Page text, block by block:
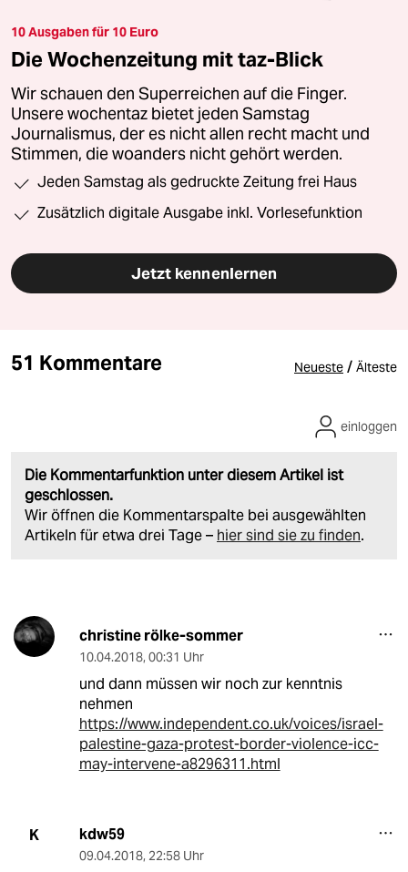
10 Ausgaben für 10 Euro
Die Wochenzeitung mit taz-Blick
Wir schauen den Superreichen auf die Finger.
Unsere wochentaz bietet jeden Samstag
Journalismus, der es nicht allen recht macht und
Stimmen, die woanders nicht gehört werden.
Jeden Samstag als gedruckte Zeitung frei Haus
Zusätzlich digitale Ausgabe inkl. Vorlesefunktion
Jetzt kennenlernen
51 Kommentare Neueste / Älteste
Die Kommentarfunktion unter diesem Artikel ist
geschlossen.
Wir öffnen die Kommentarspalte bei ausgewählten
Artikeln für etwa drei Tage – hier sind sie zu finden.
einloggen
christine rölke-sommer
10.04.2018, 00:31 Uhr
und dann müssen wir noch zur kenntnis
nehmen
https://www.independent.co.uk/voices/israel-
palestine-gaza-protest-border-violence-icc-
may-intervene-a8296311.html
K kdw59
09.04.2018, 22:58 Uhr